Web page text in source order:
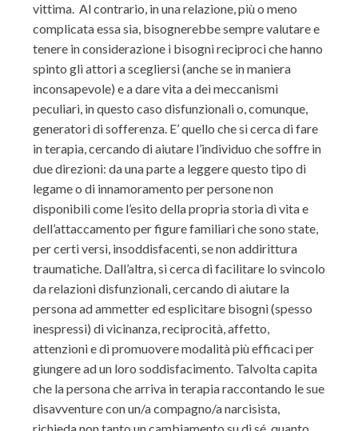
vittima. Al contrario, in una relazione, più o meno
complicata essa sia, bisognerebbe sempre valutare e
tenere in considerazione i bisogni reciproci che hanno
spinto gli attori a scegliersi (anche se in maniera
inconsapevole) e a dare vita a dei meccanismi
peculiari, in questo caso disfunzionali o, comunque,
generatori di sofferenza. E’ quello che si cerca di fare
in terapia, cercando di aiutare l’individuo che soffre in
due direzioni: da una parte a leggere questo tipo di
legame o di innamoramento per persone non
disponibili come l’esito della propria storia di vita e
dell’attaccamento per figure familiari che sono state,
per certi versi, insoddisfacenti, se non addirittura
traumatiche. Dall’altra, si cerca di facilitare lo svincolo
da relazioni disfunzionali, cercando di aiutare la
persona ad ammetter ed esplicitare bisogni (spesso
inespressi) di vicinanza, reciprocità, affetto,
attenzioni e di promuovere modalità più efficaci per
giungere ad un loro soddisfacimento. Talvolta capita
che la persona che arriva in terapia raccontando le sue
disavventure con un/a compagno/a narcisista,